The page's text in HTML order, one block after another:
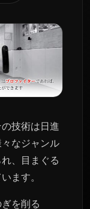
技術は日進
なジャンル
、目まぐる
ます。
を削る